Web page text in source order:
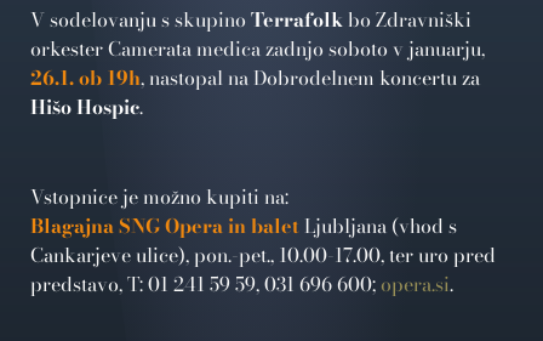
V sodelovanju s skupino Terrafolk bo Zdravniški
orkester Camerata medica zadnjo soboto v januarju,
26.1. ob 19h, nastopal na Dobrodelnem koncertu za
Hišo Hospic.
Vstopnice je možno kupiti na:
Blagajna SNG Opera in baletLjubljana (vhod s
Cankarjeve ulice), pon.-pet., 10.00-17.00, ter uro pred
predstavo, T: 01 241 59 59, 031 696 600; opera.si.